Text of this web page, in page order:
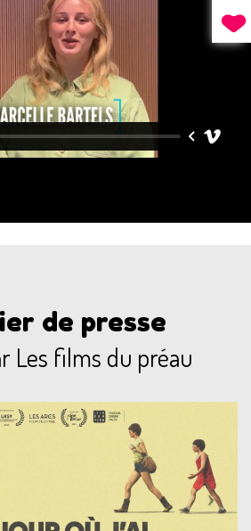
de presse
Les films du préau